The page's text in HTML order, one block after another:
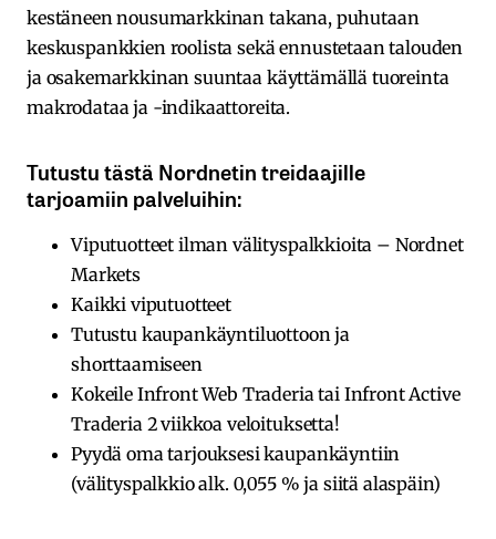
kestäneen nousumarkkinan takana, puhutaan
keskuspankkien roolista sekä ennustetaan talouden
ja osakemarkkinan suuntaa käyttämällä tuoreinta
makrodataa ja -indikaattoreita.
Tutustu tästä Nordnetin treidaajille
tarjoamiin palveluihin:
Viputuotteet ilman välityspalkkioita – Nordnet
Markets
Kaikki viputuotteet
Tutustu kaupankäyntiluottoon ja
shorttaamiseen
Kokeile Infront Web Traderia tai Infront Active
Traderia 2 viikkoa veloituksetta!
Pyydä oma tarjouksesi kaupankäyntiin
(välityspalkkio alk. 0,055 % ja siitä alaspäin)